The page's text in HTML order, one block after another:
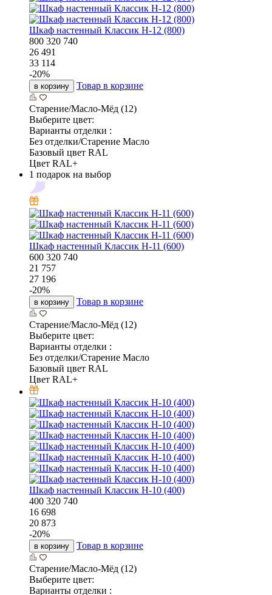
Шкаф настенный Классик Н-12 (800)
800 320 740
26 491
33 114
-20%
в корзину Товар в корзине
Старение/Масло-Мёд (12)
Выберите цвет:
Варианты отделки :
Без отделки/Старение Масло
Базовый цвет RAL
Цвет RAL+
1 подарок на выбор
Шкаф настенный Классик Н-11 (600)
600 320 740
21 757
27 196
-20%
в корзину Товар в корзине
Старение/Масло-Мёд (12)
Выберите цвет:
Варианты отделки :
Без отделки/Старение Масло
Базовый цвет RAL
Цвет RAL+
Шкаф настенный Классик Н-10 (400)
400 320 740
16 698
20 873
-20%
в корзину Товар в корзине
Старение/Масло-Мёд (12)
Выберите цвет:
Варианты отделки :